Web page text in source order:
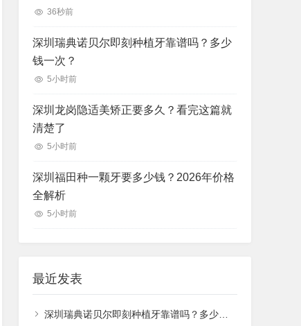
36秒前
深圳瑞典诺贝尔即刻种植牙靠谱吗？多少
钱一次？
5小时前
深圳龙岗隐适美矫正要多久？看完这篇就
清楚了
5小时前
深圳福田种一颗牙要多少钱？2026年价格
全解析
5小时前
最近发表
深圳瑞典诺贝尔即刻种植牙靠谱吗？多少钱一次？